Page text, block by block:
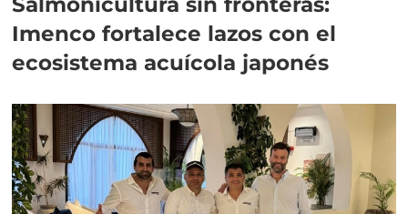
Imenco fortalece lazos con el
ecosistema acuícola japonés